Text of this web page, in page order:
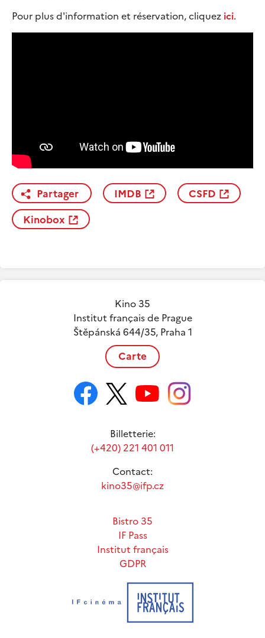
Pour plus d'information et réservation, cliquez ici.
Partager IMDB
CSFD
Kinobox
Kino 35
Institut français de Prague
Štěpánská 644/35, Praha 1
Carte
Billetterie:
(+420) 221 401 011
Contact:
kino35@ifp.cz
Bistro 35
IF Pass
Institut français
GDPR